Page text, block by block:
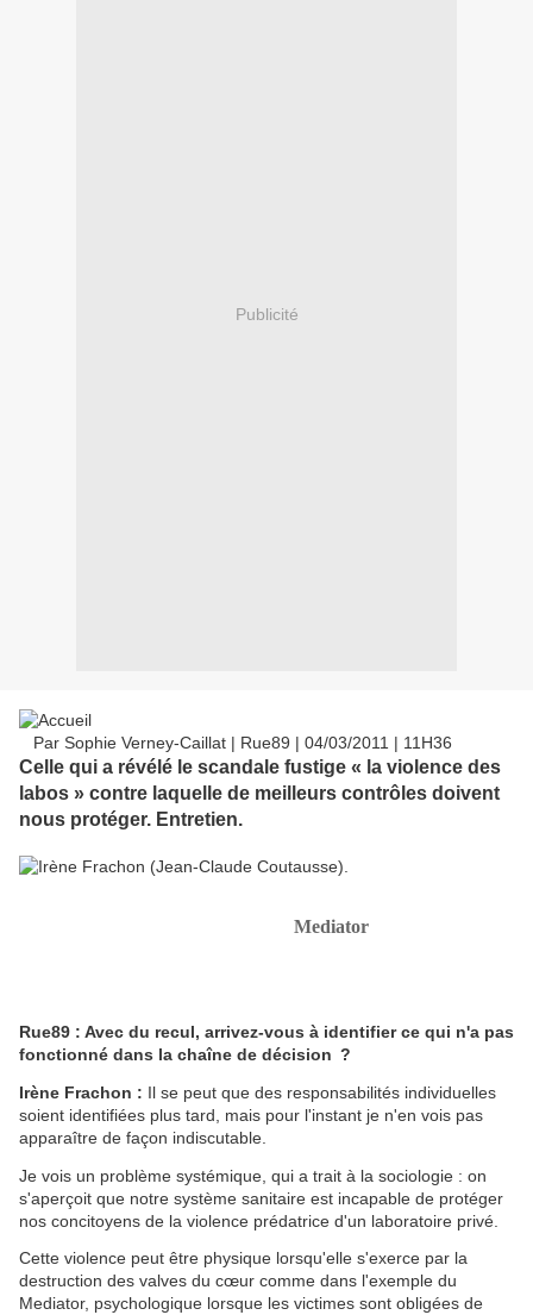
Publicité
Par Sophie Verney-Caillat | Rue89 | 04/03/2011 | 11H36
Celle qui a révélé le scandale fustige « la violence des
labos » contre laquelle de meilleurs contrôles doivent
nous protéger. Entretien.
Mediator
Rue89 : Avec du recul, arrivez-vous à identifier ce qui n'a pas
fonctionné dans la chaîne de décision ?
Irène Frachon : Il se peut que des responsabilités individuelles
soient identifiées plus tard, mais pour l'instant je n'en vois pas
apparaître de façon indiscutable.
Je vois un problème systémique, qui a trait à la sociologie : on
s'aperçoit que notre système sanitaire est incapable de protéger
nos concitoyens de la violence prédatrice d'un laboratoire privé.
Cette violence peut être physique lorsqu'elle s'exerce par la
destruction des valves du cœur comme dans l'exemple du
Mediator, psychologique lorsque les victimes sont obligées de